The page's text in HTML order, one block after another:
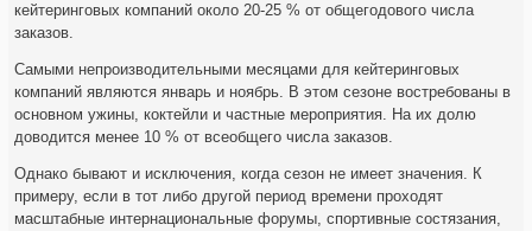
кейтеринговых компаний около 20-25 % от общегодового числа
заказов.
Самыми непроизводительными месяцами для кейтеринговых
компаний являются январь и ноябрь. В этом сезоне востребованы в
основном ужины, коктейли и частные мероприятия. На их долю
доводится менее 10 % от всеобщего числа заказов.
Однако бывают и исключения, когда сезон не имеет значения. К
примеру, если в тот либо другой период времени проходят
масштабные интернациональные форумы, спортивные состязания,